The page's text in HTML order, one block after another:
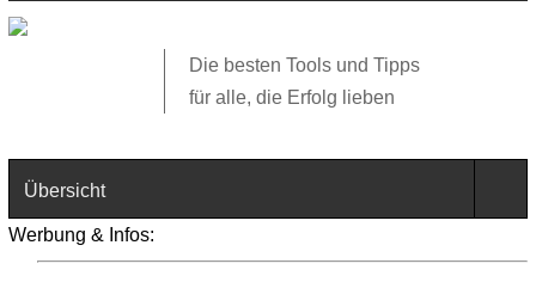
Die besten Tools und Tipps
für alle, die Erfolg lieben
Übersicht
Werbung & Infos: